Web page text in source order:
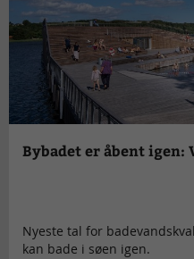
Bybadet er åbent igen:
Nyeste tal for
kan bade i søen igen.